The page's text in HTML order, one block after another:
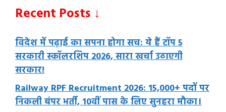
Recent Posts ↓
विदेश में पढ़ाई का सपना होगा सच: ये हैं टॉप 5
सरकारी स्कॉलरशिप 2026, सारा खर्चा उठाएगी
सरकार!
Railway RPF Recruitment 2026: 15,000+ पदों पर
निकली बंपर भर्ती, 10वीं पास के लिए सुनहरा मौका।